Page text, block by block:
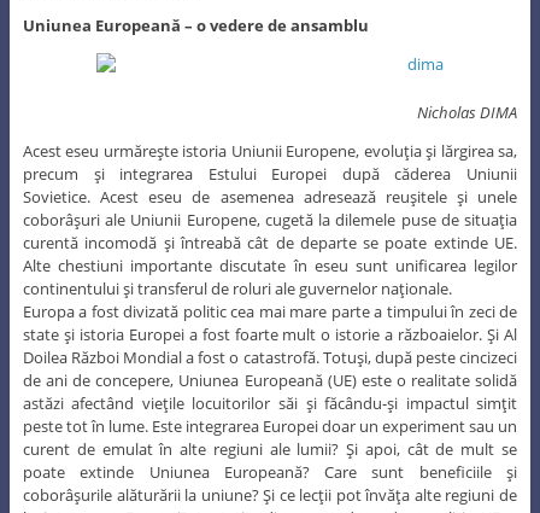
Uniunea Europeană – o vedere de ansamblu
Nicholas DIMA
Acest eseu urmăreşte istoria Uniunii Europene, evoluţia şi lărgirea sa,
precum şi integrarea Estului Europei după căderea Uniunii
Sovietice. Acest eseu de asemenea adresează reuşitele şi unele
coborâşuri ale Uniunii Europene, cugetă la dilemele puse de situaţia
curentă incomodă şi întreabă cât de departe se poate extinde UE.
Alte chestiuni importante discutate în eseu sunt unificarea legilor
continentului şi transferul de roluri ale guvernelor naţionale.
Europa a fost divizată politic cea mai mare parte a timpului în zeci de
state şi istoria Europei a fost foarte mult o istorie a războaielor. Şi Al
Doilea Război Mondial a fost o catastrofă. Totuşi, după peste cincizeci
de ani de concepere, Uniunea Europeană (UE) este o realitate solidă
astăzi afectând vieţile locuitorilor săi şi făcându-şi impactul simţit
peste tot în lume. Este integrarea Europei doar un experiment sau un
curent de emulat în alte regiuni ale lumii? Şi apoi, cât de mult se
poate extinde Uniunea Europeană? Care sunt beneficiile şi
coborâşurile alăturării la uniune? Şi ce lecţii pot învăţa alte regiuni de